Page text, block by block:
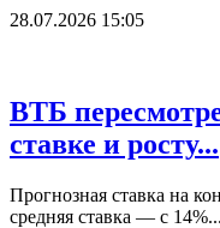
28.07.2026 15:05
ВТБ
ставке и росту...
Прогнозная ставка на
средняя ставка — с 14%...